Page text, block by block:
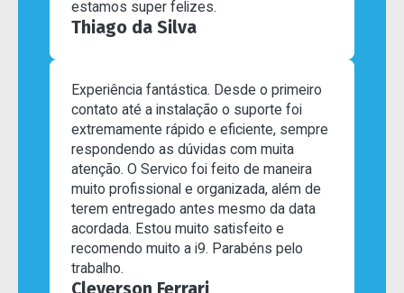
estamos super felizes.
Thiago da Silva
Experiência fantástica. Desde o primeiro
contato até a instalação o suporte foi
extremamente rápido e eficiente, sempre
respondendo as dúvidas com muita
atenção. O Servico foi feito de maneira
muito profissional e organizada, além de
terem entregado antes mesmo da data
acordada. Estou muito satisfeito e
recomendo muito a i9. Parabéns pelo
trabalho.